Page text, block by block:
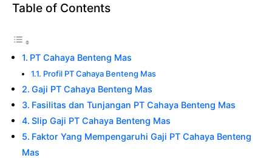
Table of Contents
PT Cahaya Benteng Mas
Profil PT Cahaya Benteng Mas
Gaji PT Cahaya Benteng Mas
Fasilitas dan Tunjangan PT Cahaya Benteng Mas
Slip Gaji PT Cahaya Benteng Mas
Faktor Yang Mempengaruhi Gaji PT Cahaya Benteng
Mas